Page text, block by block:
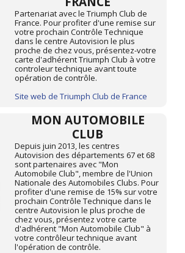
Partenariat avec le Triumph Club de
France. Pour profiter d'une remise sur
votre prochain Contrôle Technique
dans le centre Autovision le plus
proche de chez vous, présentez-votre
carte d'adhérent Triumph Club à votre
controleur technique avant toute
opération de contrôle.
Site web de Triumph Club de France
MON AUTOMOBILE
CLUB
Depuis juin 2013, les centres
Autovision des départements 67 et 68
sont partenaires avec "Mon
Automobile Club", membre de l'Union
Nationale des Automobiles Clubs. Pour
profiter d'une remise de 15% sur votre
prochain Contrôle Technique dans le
centre Autovision le plus proche de
chez vous, présentez votre carte
d'adhérent "Mon Automobile Club" à
votre contrôleur technique avant
l'opération de contrôle.